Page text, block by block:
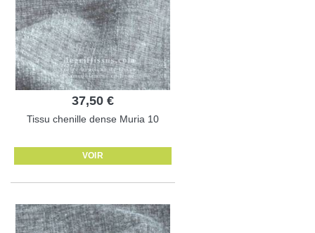
37,50 €
Tissu chenille dense Muria 10
VOIR